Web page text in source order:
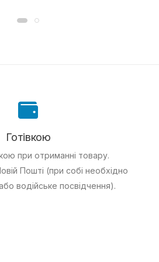
Готівкою
при отриманні товару.
Пошті (при собі необхідно
водійське посвідчення).